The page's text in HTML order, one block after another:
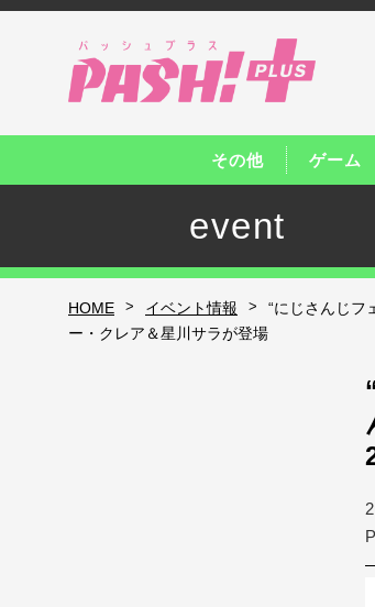
その他 ゲーム
event
HOME > イベント情報 >
“にじさんじフ
ー・クレア＆星川サラが登場